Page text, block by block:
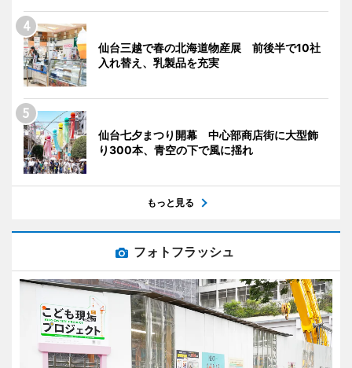
仙台三越で春の北海道物産展 前後半で10社
入れ替え、乳製品を充実
仙台七夕まつり開幕 中心部商店街に大型飾
り300本、青空の下で風に揺れ
もっと見る
フォトフラッシュ